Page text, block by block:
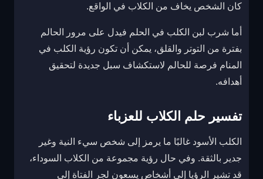
كان الشخص يخاف من الكلاب في الواقع.
أما شرب لبن الكلب في الحلم فيدل على مرور الحالم
بفترة من التوتر والقلق، يمكن أن تكون رؤية الكلب في
المنام فرصة للحالم لاستكشاف سبل جديدة لتحقيق
أهدافه.
تفسير حلم الكلاب للعزباء
الكلب الأسود غالبًا ما يرمز إلى شخص سيء النية وغير
جدير بالثقة. وفي حال رؤية مجموعة من الكلاب السوداء،
قد تشير الرؤيا إلى أشخاص يسعون لجر الفتاة إلى